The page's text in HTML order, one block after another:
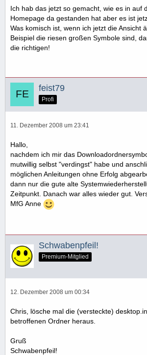
Ich hab das jetzt so gemacht, wie es in auf
Homepage da gestanden hat aber es ist
Was komisch ist, wenn ich jetzt die Ansicht
Beispiel die riesen großen Symbole sind,
die richtigen!
feist79
Profi
11. Dezember 2008 um 23:41
Hallo,
nachdem ich mir das
mutwillig selbst "verdingst" habe und
möglichen Anleitungen ohne Erfolg
dann nur die gute alte
Zeitpunkt. Danach war alles wieder gut.
MfG Anne
Schwabenpfeil!
Premium-Mitglied
12. Dezember 2008 um 00:34
Chris, lösche mal die (versteckte)
betroffenen Ordner heraus.
Gruß
Schwabenpfeil!